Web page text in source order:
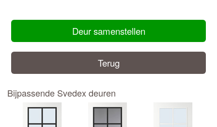
Deur samenstellen
Terug
Bijpassende Svedex deuren